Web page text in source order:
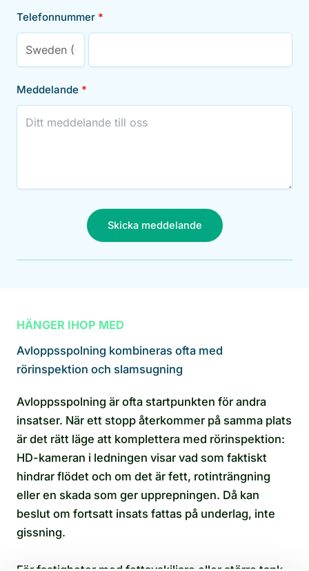
Telefonnummer
Meddelande
Skicka meddelande
HÄNGER IHOP MED
Avloppsspolning kombineras ofta med
rörinspektion och slamsugning
Avloppsspolning är ofta startpunkten för andra
insatser. När ett stopp återkommer på samma plats
är det rätt läge att komplettera med rörinspektion:
HD-kameran i ledningen visar vad som faktiskt
hindrar flödet och om det är fett, rotinträngning
eller en skada som ger upprepningen. Då kan
beslut om fortsatt insats fattas på underlag, inte
gissning.